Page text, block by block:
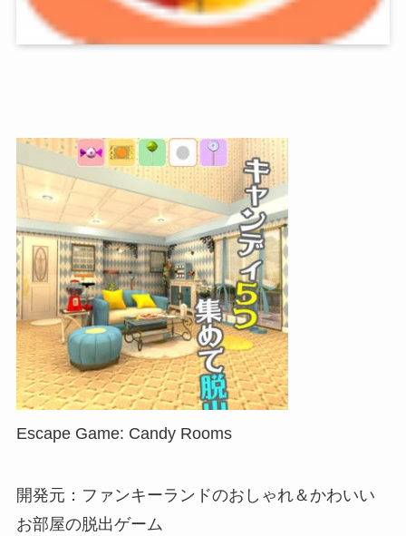
Escape Game: Candy Rooms
開発元：ファンキーランドのおしゃれ＆かわいい
お部屋の脱出ゲーム